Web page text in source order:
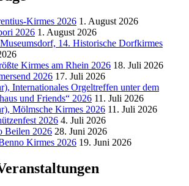
Kirmes 2026 1. August 2026
2026 1. August 2026
14. Historische Dorfkirmes
Kirmes am Rhein 2026 18. Juli 2026
2026 17. Juli 2026
Internationales Orgeltreffen unter dem
und Friends“ 2026 11. Juli 2026
Mölmsche Kirmes 2026 11. Juli 2026
2026 4. Juli 2026
Beilen 2026 28. Juni 2026
Kirmes 2026 19. Juni 2026